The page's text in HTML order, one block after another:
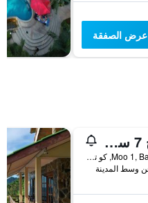
عرض الصفقة
كوتشانج 7 سيفيو بنجالو
6/2 Moo 1, Bailan Bay, كو تشانغ, تايلاند